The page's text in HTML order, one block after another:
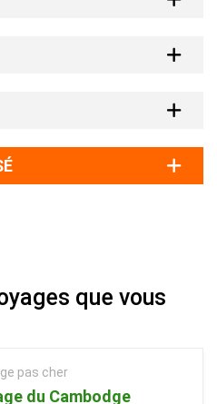
que vous
pas cher
du Cambodge